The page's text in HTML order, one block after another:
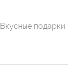
Вкусные подарки